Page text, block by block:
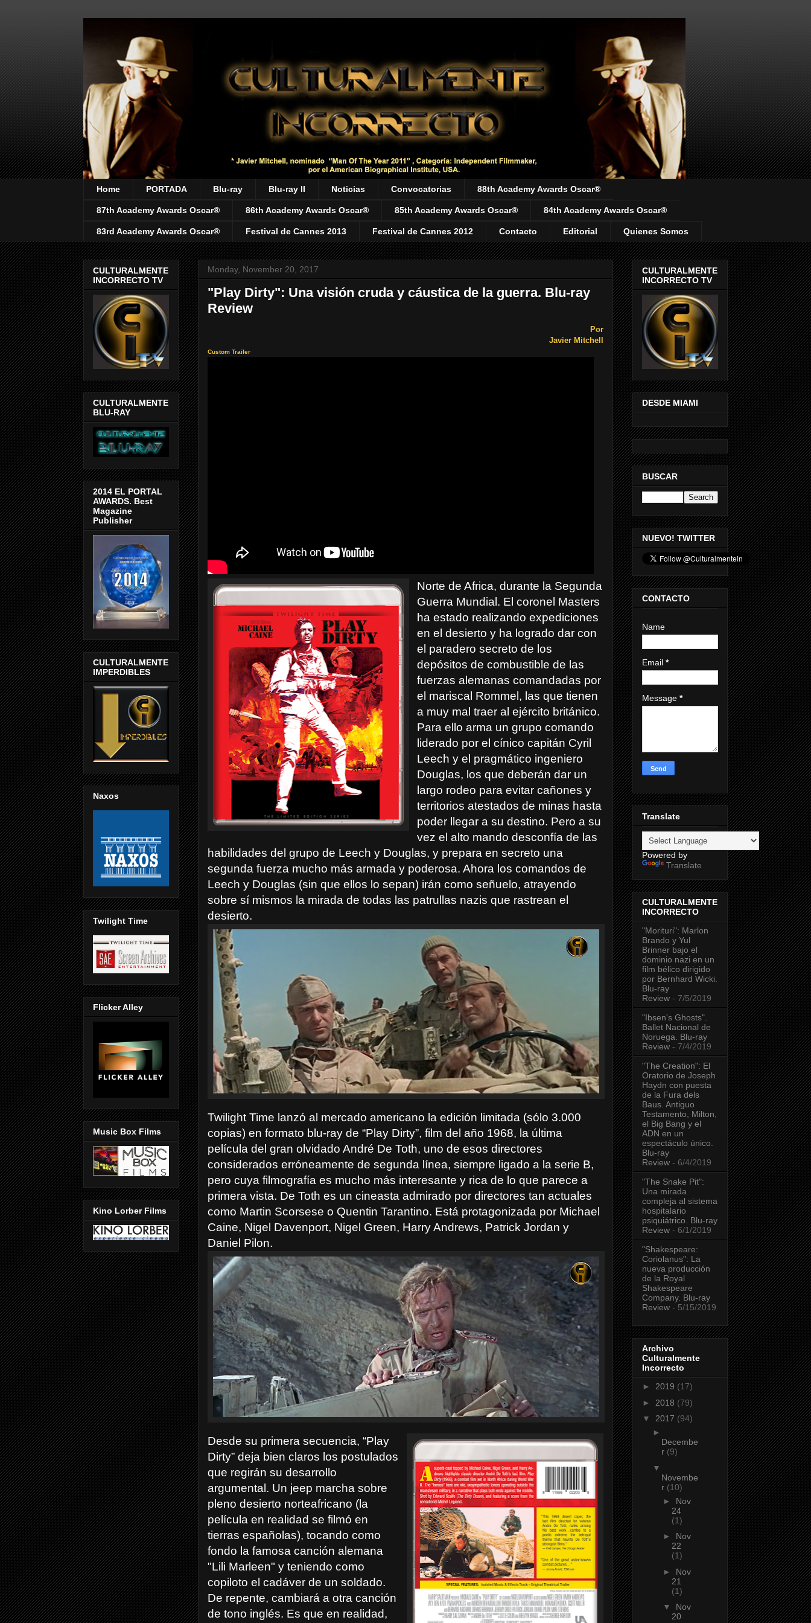
Home PORTADA Blu-ray Blu-ray II Noticias Convocatorias 88th Academy Awards Oscar®
87th Academy Awards Oscar® 86th Academy Awards Oscar® 85th Academy Awards Oscar® 84th Academy Awards Oscar®
83rd Academy Awards Oscar® Festival de Cannes 2013 Festival de Cannes 2012 Contacto Editorial Quienes Somos
Monday, November 20, 2017
"Play Dirty": Una visión cruda y cáustica de la guerra. Blu-ray
Review
Por
Javier Mitchell
Custom Trailer
Norte de Africa, durante la Segunda
Guerra Mundial. El coronel Masters
ha estado realizando expediciones
en el desierto y ha logrado dar con
el paradero secreto de los
depósitos de combustible de las
fuerzas alemanas comandadas por
el mariscal Rommel, las que tienen
a muy mal traer al ejército británico.
Para ello arma un grupo comando
liderado por el cínico capitán Cyril
Leech y el pragmático ingeniero
Douglas, los que deberán dar un
largo rodeo para evitar cañones y
territorios atestados de minas hasta
poder llegar a su destino. Pero a su
vez el alto mando desconfía de las
habilidades del grupo de Leech y Douglas, y prepara en secreto una
segunda fuerza mucho más armada y poderosa. Ahora los comandos de
Leech y Douglas (sin que ellos lo sepan) irán como señuelo, atrayendo
sobre sí mismos la mirada de todas las patrullas nazis que rastrean el
desierto.
Twilight Time lanzó al mercado americano la edición limitada (sólo 3.000
copias) en formato blu-ray de “Play Dirty”, film del año 1968, la última
película del gran olvidado André De Toth, uno de esos directores
considerados erróneamente de segunda línea, siempre ligado a la serie B,
pero cuya filmografía es mucho más interesante y rica de lo que parece a
primera vista. De Toth es un cineasta admirado por directores tan actuales
como Martin Scorsese o Quentin Tarantino. Está protagonizada por Michael
Caine, Nigel Davenport, Nigel Green, Harry Andrews, Patrick Jordan y
Daniel Pilon.
Desde su primera secuencia, “Play
Dirty” deja bien claros los postulados
que regirán su desarrollo
argumental. Un jeep marcha sobre
pleno desierto norteafricano (la
película en realidad se filmó en
tierras españolas), tocando como
fondo la famosa canción alemana
"Lili Marleen" y teniendo como
copiloto el cadáver de un soldado.
De repente, cambiará a otra canción
de tono inglés. Es que en realidad,
CULTURALMENTE
INCORRECTO TV
CULTURALMENTE
BLU-RAY
2014 EL PORTAL
AWARDS. Best
Magazine
Publisher
CULTURALMENTE
IMPERDIBLES
Naxos
Twilight Time
Flicker Alley
Music Box Films
Kino Lorber Films
CULTURALMENTE
INCORRECTO TV
DESDE MIAMI
BUSCAR
NUEVO! TWITTER
CONTACTO
Name
Email *
Message *
Translate
Powered by
Translate
CULTURALMENTE
INCORRECTO
"Morituri": Marlon
Brando y Yul
Brinner bajo el
dominio nazi en un
film bélico dirigido
por Bernhard Wicki.
Blu-ray
Review - 7/5/2019
"Ibsen's Ghosts".
Ballet Nacional de
Noruega. Blu-ray
Review - 7/4/2019
"The Creation": El
Oratorio de Joseph
Haydn con puesta
de la Fura dels
Baus. Antiguo
Testamento, Milton,
el Big Bang y el
ADN en un
espectáculo único.
Blu-ray
Review - 6/4/2019
"The Snake Pit":
Una mirada
compleja al sistema
hospitalario
psiquiátrico. Blu-ray
Review - 6/1/2019
"Shakespeare:
Coriolanus": La
nueva producción
de la Royal
Shakespeare
Company. Blu-ray
Review - 5/15/2019
Archivo
Culturalmente
Incorrecto
► 2019 (17)
► 2018 (79)
▼ 2017 (94)
►
Decembe
r (9)
▼
Novembe
r (10)
► Nov
24
(1)
► Nov
22
(1)
► Nov
21
(1)
▼ Nov
20